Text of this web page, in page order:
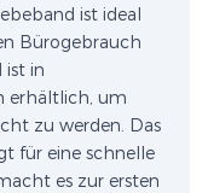
ist ideal
Bürogebrauch
ist in
erhältlich, um
zu werden. Das
für eine schnelle
es zur ersten